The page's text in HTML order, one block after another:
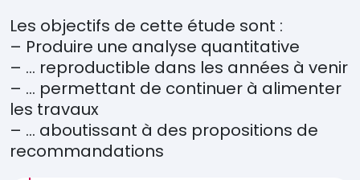
Les objectifs de cette étude sont :
– Produire une analyse quantitative
– … reproductible dans les années à venir
– … permettant de continuer à alimenter
les travaux
– … aboutissant à des propositions de
recommandations